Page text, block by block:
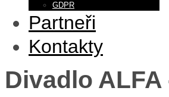
GDPR
Partneři
Kontakty
Divadlo